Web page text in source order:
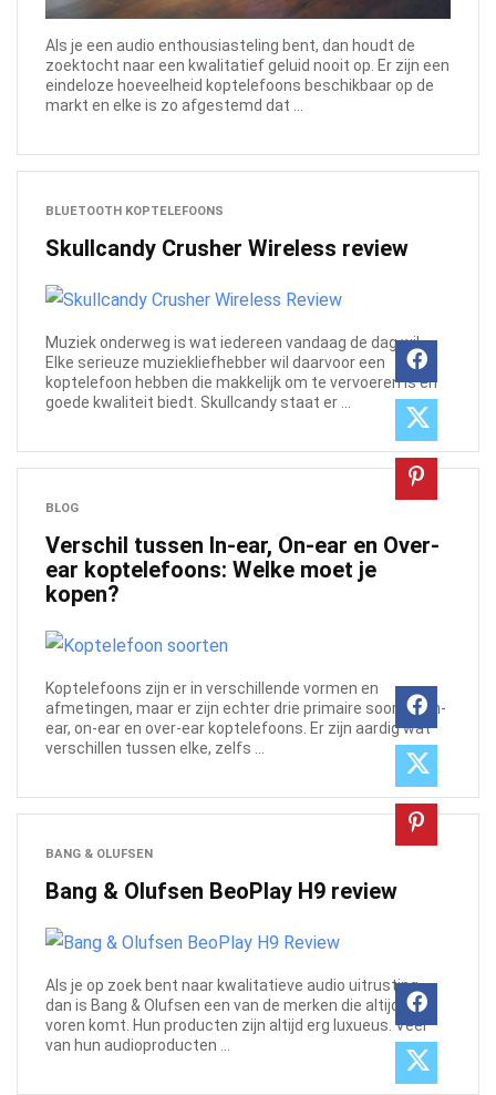
Als je een audio enthousiasteling bent, dan houdt de
zoektocht naar een kwalitatief geluid nooit op. Er zijn een
eindeloze hoeveelheid koptelefoons beschikbaar op de
markt en elke is zo afgestemd dat ...
BLUETOOTH KOPTELEFOONS
Skullcandy Crusher Wireless review
Muziek onderweg is wat iedereen vandaag de dag wil.
Elke serieuze muziekliefhebber wil daarvoor een
koptelefoon hebben die makkelijk om te vervoeren is en
goede kwaliteit biedt. Skullcandy staat er ...
BLOG
Verschil tussen In-ear, On-ear en Over-
ear koptelefoons: Welke moet je
kopen?
Koptelefoons zijn er in verschillende vormen en
afmetingen, maar er zijn echter drie primaire soorten: in-
ear, on-ear en over-ear koptelefoons. Er zijn aardig wat
verschillen tussen elke, zelfs ...
BANG & OLUFSEN
Bang & Olufsen BeoPlay H9 review
Als je op zoek bent naar kwalitatieve audio uitrusting,
dan is Bang & Olufsen een van de merken die altijd naar
voren komt. Hun producten zijn altijd erg luxueus. Veel
van hun audioproducten ...